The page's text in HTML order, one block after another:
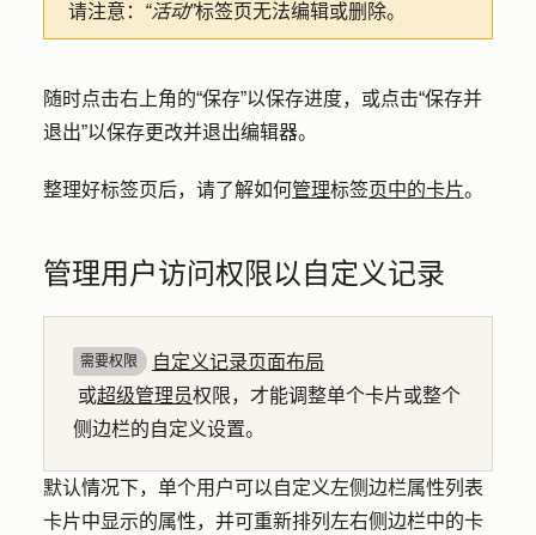
请注意： “活动”标签页无法编辑或删除。
随时点击右上角的“保存”以保存进度，或点击“保存并
退出”以保存更改并退出编辑器。
整理好标签页后，请了解如何管理标签页中的卡片。
管理用户访问权限以自定义记录
需要权限
自定义记录页面布局
或超级管理员权限，才能调整单个卡片或整个
侧边栏的自定义设置。
默认情况下，单个用户可以自定义左侧边栏属性列表
卡片中显示的属性，并可重新排列左右侧边栏中的卡